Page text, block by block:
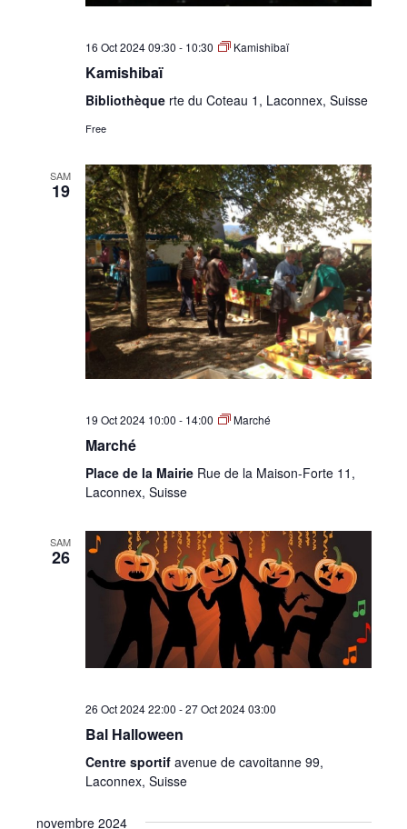
16 Oct 2024 09:30 - 10:30 Kamishibaï
Kamishibaï
Bibliothèque rte du Coteau 1, Laconnex, Suisse
Free
SAM
19
19 Oct 2024 10:00 - 14:00 Marché
Marché
Place de la Mairie Rue de la Maison-Forte 11,
Laconnex, Suisse
SAM
26
26 Oct 2024 22:00 -27 Oct 2024 03:00
Bal Halloween
Centre sportif avenue de cavoitanne 99,
Laconnex, Suisse
novembre 2024